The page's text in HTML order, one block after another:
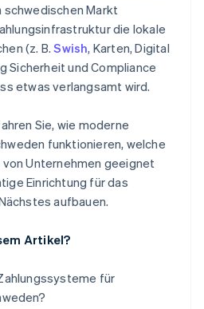
schwedischen Markt
die lokale
(z. B.Swish, Karten, Digital
Sicherheit und Compliance
etwas verlangsamt wird.
Sie, wie moderne
funktionieren, welche
Unternehmen geeignet
Einrichtung für das
aufbauen.
Artikel?
für